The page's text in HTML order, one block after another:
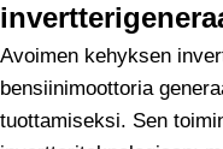
Avoimen kehyksen
bensiinimoottoria
tuottamiseksi. Sen